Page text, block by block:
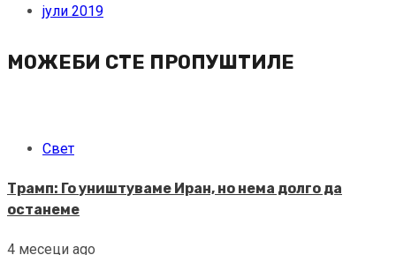
јули 2019
МОЖЕБИ СТЕ ПРОПУШТИЛЕ
Свет
Трамп: Го уништуваме Иран, но нема долго да
останеме
4 месеци ago